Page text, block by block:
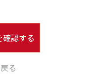
る
認する